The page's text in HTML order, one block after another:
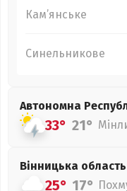
Кам’янське
Синельникове
Автономна
33° 21°
Вінницька область
25° 17°